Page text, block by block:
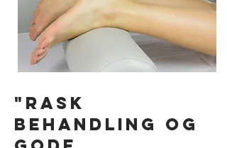
"rask
behandling og